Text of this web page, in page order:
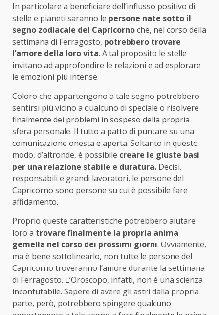
In particolare a beneficiare dell’influsso positivo di
stelle e pianeti saranno le persone nate sotto il
segno zodiacale del Capricornoche, nel corso della
settimana di Ferragosto, potrebbero trovare
l’amore della loro vita. A tal proposito le stelle
invitano ad approfondire le relazioni e ad esplorare
le emozioni più intense.
Coloro che appartengono a tale segno potrebbero
sentirsi più vicino a qualcuno di speciale o risolvere
finalmente dei problemi in sospeso della propria
sfera personale. Il tutto a patto di puntare su una
comunicazione onesta e aperta. Soltanto in questo
modo, d’altronde, è possibile creare le giuste basi
per una relazione stabile e duratura. Decisi,
responsabili e grandi lavoratori, le persone del
Capricorno sono persone su cui è possibile fare
affidamento.
Proprio queste caratteristiche potrebbero aiutare
loro a trovare finalmente la propria anima
gemella nel corso dei prossimi giorni. Ovviamente,
ma è bene sottolinearlo, non tutte le persone del
Capricorno troveranno l’amore durante la settimana
di Ferragosto. L’Oroscopo, infatti, non è una scienza
inconfutabile. Sapere di avere gli astri dalla propria
parte, però, potrebbero spingere qualcuno